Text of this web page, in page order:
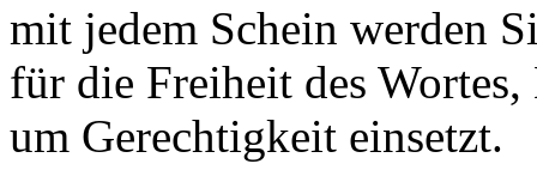
mit jedem Schein werden
für die Freiheit des
um Gerechtigkeit einsetzt.